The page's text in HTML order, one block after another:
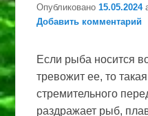
Опубликовано15.05.2024
Добавить комментарий
Если рыба носится
тревожит ее, то
стремительного
раздражает рыб,